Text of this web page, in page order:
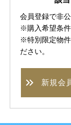
会員登録で非
※購入希望条件
※特別限定物
ださい。
新規会